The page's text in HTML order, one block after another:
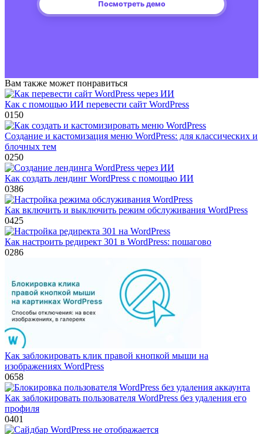
Вам также может понравиться
Как с помощью ИИ перевести сайт WordPress
0150
Создание и кастомизация меню WordPress: для классических и
блочных тем
0250
Как создать лендинг WordPress с помощью ИИ
0386
Как включить и выключить режим обслуживания WordPress
0425
Как настроить редирект 301 в WordPress: пошагово
0286
Как заблокировать клик правой кнопкой мыши на
изображениях WordPress
0658
Как заблокировать пользователя WordPress без удаления его
профиля
0401